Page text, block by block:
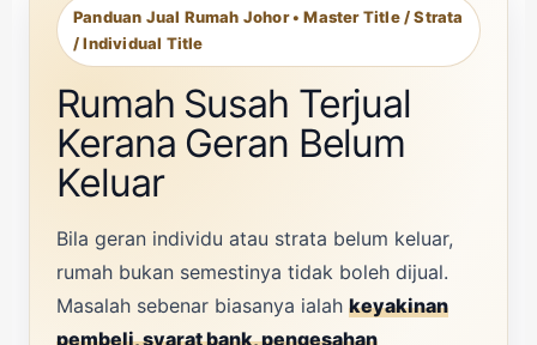
Panduan Jual Rumah Johor • Master Title / Strata
/ Individual Title
Rumah Susah Terjual
Kerana Geran Belum
Keluar
Bila geran individu atau strata belum keluar,
rumah bukan semestinya tidak boleh dijual.
Masalah sebenar biasanya ialah keyakinan
pembeli, syarat bank, pengesahan